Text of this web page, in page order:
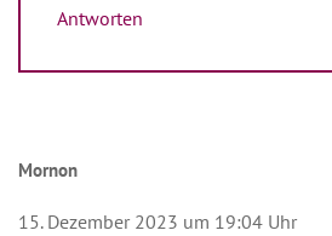
Antworten
Mornon
15. Dezember 2023 um 19:04 Uhr